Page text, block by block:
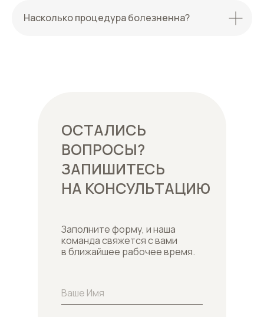
Насколько процедура болезненна?
Заполните форму, и наша
команда свяжется с вами
в ближайшее рабочее время.
ОСТАЛИСЬ
ВОПРОСЫ?
ЗАПИШИТЕСЬ
НА КОНСУЛЬТАЦИЮ